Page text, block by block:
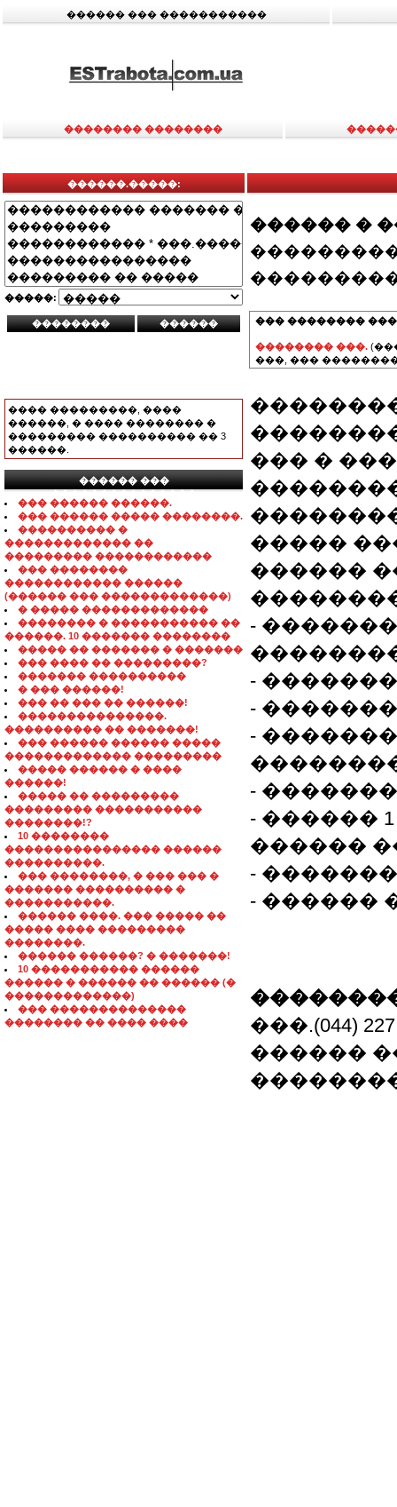
������ ��� �����������
�������� ��������
������.�����:
�����:
���� ���������, ����
������, � ���� �������� �
��������� ���������� �� 3
������.
������ ���
���������������
��� ������ ������.
��� ������ ����� ��������.
���������� �
������������� ��
��������� ������������
��� ��������
������������ ������
(������ ��� �������������)
� ����� �������������
�������� � ����������� ��
������. 10 ������� ��������
����� �� ������� � �������
��� ���� �� ���������?
������� ����������
� ��� ������!
��� �� ��� �� ������!
���������������.
���������� �� �������!
��� ������ ������ �����
������������� ���������
����� ������ � ����
������!
����� �� ���������
��������� �����������
��������!?
10 ��������
���������������� ������
����������.
��� ��������, � ��� ��� �
������� ���������� �
�����������.
������ ����. ��� ����� ��
����� ���� ���������
��������.
������ ������? � �������!
10 ����������� ������
������ � ������ �� ������ (�
�������������)
��� ��������������
�������� �� ���� ����
������ �
��� ��������
�������� ���.
���, ���
��� �
�����
������
-
-
-
-
-
- ������
������
- ��������
- ������
���.(044) 227
������